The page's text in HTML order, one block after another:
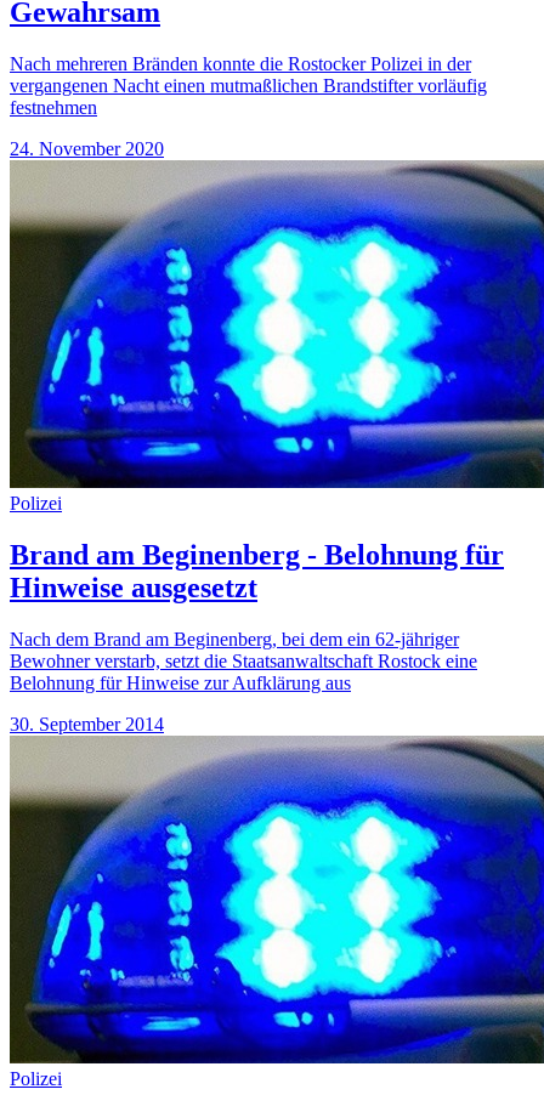
Gewahrsam
Nach mehreren Bränden konnte die Rostocker Polizei in der
vergangenen Nacht einen mutmaßlichen Brandstifter vorläufig
festnehmen
24. November 2020
Polizei
Brand am Beginenberg - Belohnung für
Hinweise ausgesetzt
Nach dem Brand am Beginenberg, bei dem ein 62-jähriger
Bewohner verstarb, setzt die Staatsanwaltschaft Rostock eine
Belohnung für Hinweise zur Aufklärung aus
30. September 2014
Polizei